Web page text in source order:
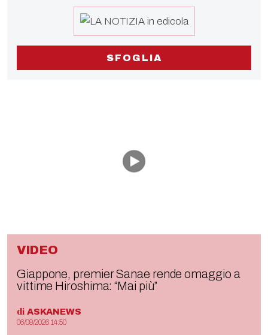
SFOGLIA
VIDEO
Giappone, premier Sanae rende omaggio a
vittime Hiroshima: “Mai più”
di ASKANEWS
06/08/2026 14:50